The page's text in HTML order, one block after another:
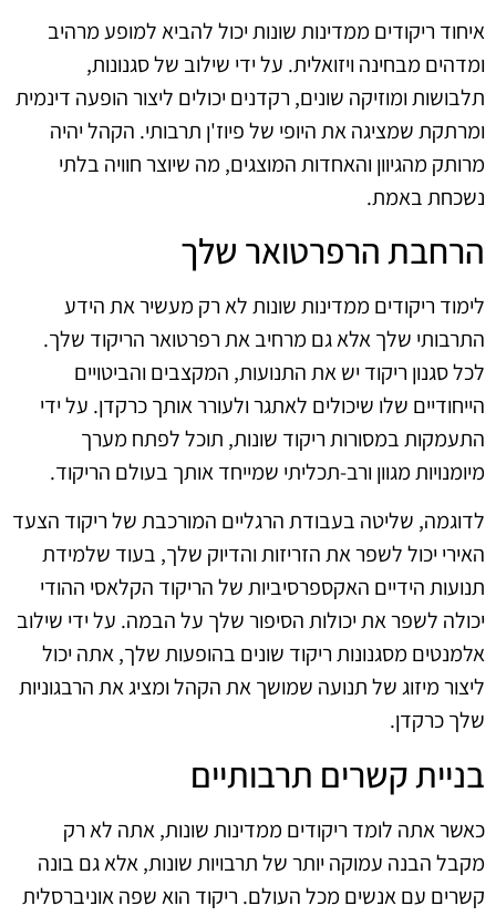
איחוד ריקודים ממדינות שונות יכול להביא למופע מרהיב
ומדהים מבחינה ויזואלית. על ידי שילוב של סגנונות,
תלבושות ומוזיקה שונים, רקדנים יכולים ליצור הופעה דינמית
ומרתקת שמציגה את היופי של פיוז'ן תרבותי. הקהל יהיה
מרותק מהגיוון והאחדות המוצגים, מה שיוצר חוויה בלתי
נשכחת באמת.
הרחבת הרפרטואר שלך
לימוד ריקודים ממדינות שונות לא רק מעשיר את הידע
התרבותי שלך אלא גם מרחיב את רפרטואר הריקוד שלך.
לכל סגנון ריקוד יש את התנועות, המקצבים והביטויים
הייחודיים שלו שיכולים לאתגר ולעורר אותך כרקדן. על ידי
התעמקות במסורות ריקוד שונות, תוכל לפתח מערך
מיומנויות מגוון ורב-תכליתי שמייחד אותך בעולם הריקוד.
לדוגמה, שליטה בעבודת הרגליים המורכבת של ריקוד הצעד
האירי יכול לשפר את הזריזות והדיוק שלך, בעוד שלמידת
תנועות הידיים האקספרסיביות של הריקוד הקלאסי ההודי
יכולה לשפר את יכולות הסיפור שלך על הבמה. על ידי שילוב
אלמנטים מסגנונות ריקוד שונים בהופעות שלך, אתה יכול
ליצור מיזוג של תנועה שמושך את הקהל ומציג את הרבגוניות
שלך כרקדן.
בניית קשרים תרבותיים
כאשר אתה לומד ריקודים ממדינות שונות, אתה לא רק
מקבל הבנה עמוקה יותר של תרבויות שונות, אלא גם בונה
קשרים עם אנשים מכל העולם. ריקוד הוא שפה אוניברסלית